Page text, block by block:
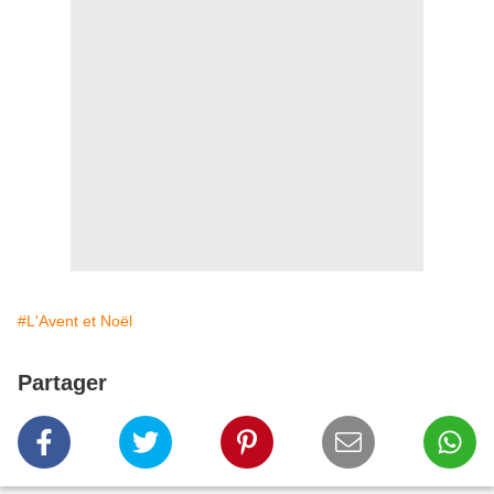
#L'Avent et Noël
Partager